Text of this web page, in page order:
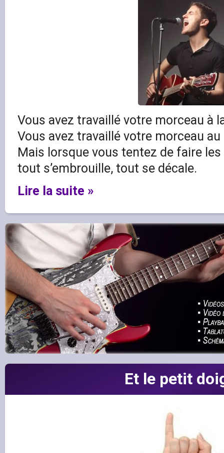
Vous avez travaillé votre morceau à
Vous avez travaillé votre morceau
Mais lorsque vous tentez de faire
tout s’embrouille, tout se décale.
Lire la suite »
Et le petit